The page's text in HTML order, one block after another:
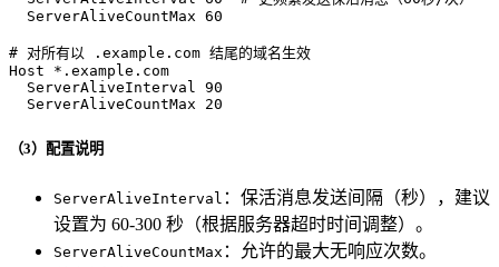
  ServerAliveCountMax 60
# 对所有以 .example.com 结尾的域名生效
Host *.example.com
  ServerAliveInterval 90
  ServerAliveCountMax 20
（3）配置说明
ServerAliveInterval ：保活消息发送间隔（秒），建议
设置为 60-300 秒（根据服务器超时时间调整）。
ServerAliveCountMax ：允许的最大无响应次数。